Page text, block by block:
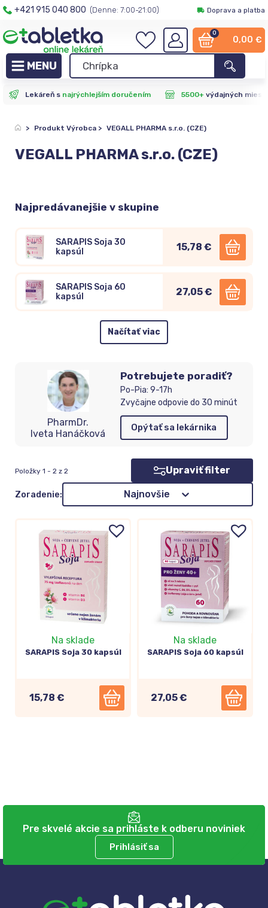
+421 915 040 800 (Denne: 7:00-21:00) Doprava a platba
0
0,00 €
Lekáreň s najrýchlejším doručením 5500+výdajných miest
> Produkt Výrobca > VEGALL PHARMA s.r.o. (CZE)
VEGALL PHARMA s.r.o. (CZE)
Najpredávanejšie v skupine
SARAPIS Soja 30
kapsúl
15,78 €
SARAPIS Soja 60
kapsúl
27,05 €
Načítať viac
PharmDr.
Iveta Hanáčková
Potrebujete poradiť?
Po-Pia: 9-17h
Zvyčajne odpovie do 30 minút
Opýtať sa lekárnika
Zoradenie: Najnovšie
Položky 1 - 2 z 2 Upraviť filter
Na sklade
SARAPIS Soja 30 kapsúl
15,78 €
Na sklade
SARAPIS Soja 60 kapsúl
27,05 €
Pre skvelé akcie sa prihláste k odberu noviniek
Prihlásiť sa